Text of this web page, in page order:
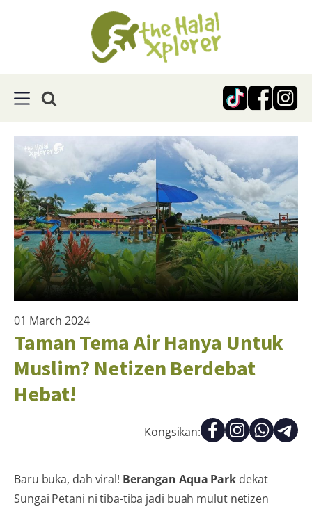
01 March 2024
Taman Tema Air Hanya Untuk
Muslim? Netizen Berdebat
Hebat!
Kongsikan:
Baru buka, dah viral! Berangan Aqua Park dekat
Sungai Petani ni tiba-tiba jadi buah mulut netizen